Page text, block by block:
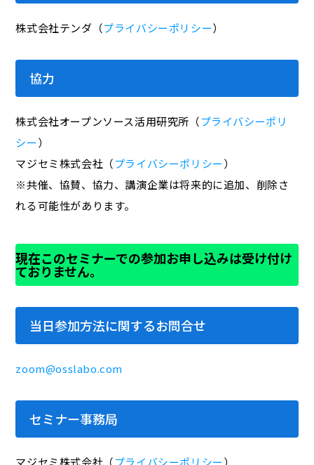
株式会社テンダ（プライバシーポリシー）
協力
株式会社オープンソース活用研究所（プライバシーポリ
シー）
マジセミ株式会社（プライバシーポリシー）
※共催、協賛、協力、講演企業は将来的に追加、削除さ
れる可能性があります。
現在このセミナーでの参加お申し込みは受け付け
ておりません。
当日参加方法に関するお問合せ
zoom@osslabo.com
セミナー事務局
マジセミ株式会社（プライバシーポリシー）